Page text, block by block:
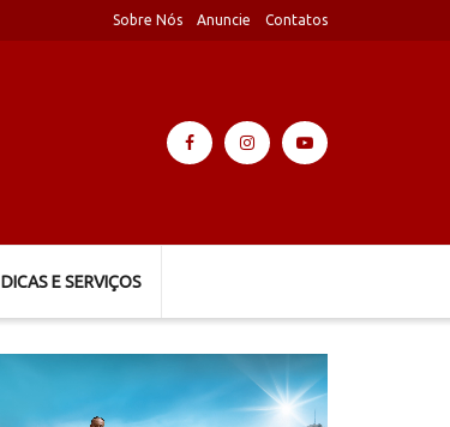
Sobre Nós Anuncie Contatos
DICAS E SERVIÇOS